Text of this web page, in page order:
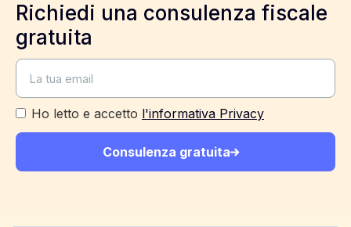
Richiedi una consulenza fiscale
gratuita
Ho letto e accetto l'informativa Privacy
Consulenza gratuita